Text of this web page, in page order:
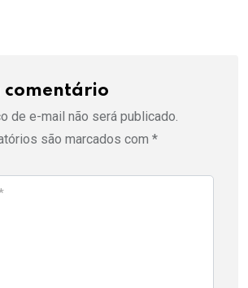
comentário
de e-mail não será publicado.
são marcados com *